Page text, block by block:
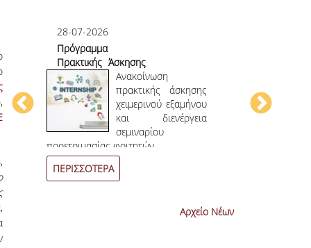
,
28-07-2026
Πρόγραμμα
Πρακτικής Άσκησης
Χειμερινού
Εξαμήνου 2026-
2027
Ανακοίνωση
πρακτικής άσκησης
χειμερινού εξαμήνου
και διενέργεια
σεμιναρίου
προετοιμασίας φοιτητών.
ΠΕΡΙΣΣΟΤΕΡΑ
Αρχείο Νέων